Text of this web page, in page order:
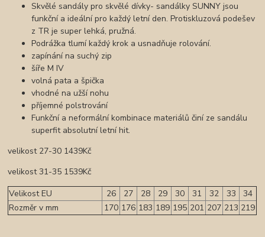
Skvělé sandály pro skvělé dívky- sandálky SUNNY jsou
funkční a ideální pro každý letní den. Protiskluzová podešev
z TR je super lehká, pružná.
Podrážka tlumí každý krok a usnadňuje rolování.
zapínání na suchý zip
šíře M IV
volná pata a špička
vhodné na užší nohu
příjemné polstrování
Funkční a neformální kombinace materiálů činí ze sandálu
superfit absolutní letní hit.
velikost 27-30 1439Kč
velikost 31-35 1539Kč
Velikost EU
26 27 28 29 30 31 32 33
34
Rozměr v mm
170 176 183 189 195 201 207 213 219